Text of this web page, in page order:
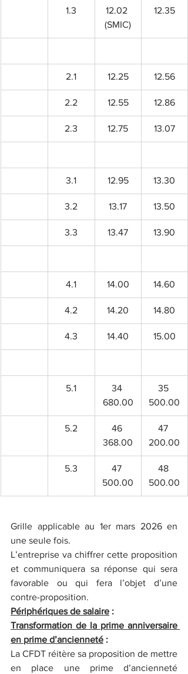
1.3
12.02
(SMIC)
12.35
2.1 12.25 12.56
2.2 12.55 12.86
2.3 12.75 13.07
3.1 12.95 13.30
3.2 13.17 13.50
3.3 13.47 13.90
4.1 14.00 14.60
4.2 14.20 14.80
4.3 14.40 15.00
5.1
34
680.00
35
500.00
5.2
46
368.00
47
200.00
5.3
47
500.00
48
500.00
Grille applicable au 1er mars 2026 en
une seule fois.
L’entreprise va chiffrer cette proposition
et communiquera sa réponse qui sera
favorable ou qui fera l’objet d’une
contre-proposition.
Périphériques de salaire :
Transformation de la prime anniversaire
en prime d’ancienneté :
La CFDT réitère sa proposition de mettre
en place une prime d’ancienneté